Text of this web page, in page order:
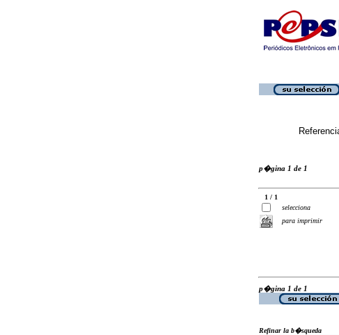
p�gina 1 de 1
1 / 1
selecciona
para imprimir
p�gina 1 de 1
Refinar la b�squeda